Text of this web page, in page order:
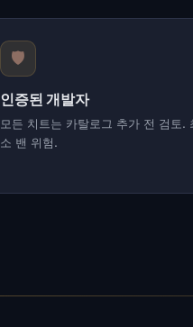
🛡️
인증된 개발자
모든 치트는 카탈로그 추가 전 검토.
소 밴 위험.